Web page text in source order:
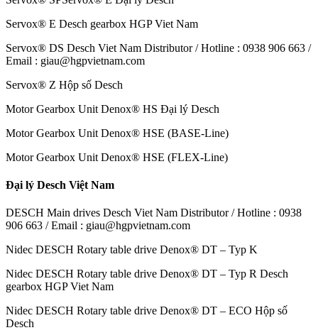
Servox® E Desch gearbox HGP Viet Nam
Servox® DS Desch Viet Nam Distributor / Hotline : 0938 906 663 /
Email : giau@hgpvietnam.com
Servox® Z Hộp số Desch
Motor Gearbox Unit Denox® HS Đại lý Desch
Motor Gearbox Unit Denox® HSE (BASE-Line)
Motor Gearbox Unit Denox® HSE (FLEX-Line)
Đại lý Desch Việt Nam
DESCH Main drives Desch Viet Nam Distributor / Hotline : 0938
906 663 / Email : giau@hgpvietnam.com
Nidec DESCH Rotary table drive Denox® DT – Typ K
Nidec DESCH Rotary table drive Denox® DT – Typ R Desch
gearbox HGP Viet Nam
Nidec DESCH Rotary table drive Denox® DT – ECO Hộp số
Desch